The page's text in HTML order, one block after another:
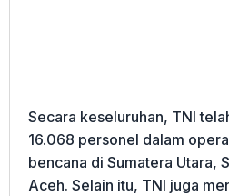
Secara keseluruhan, TNI
16.068 personel dalam
bencana di Sumatera Utara,
Aceh. Selain itu, TNI juga